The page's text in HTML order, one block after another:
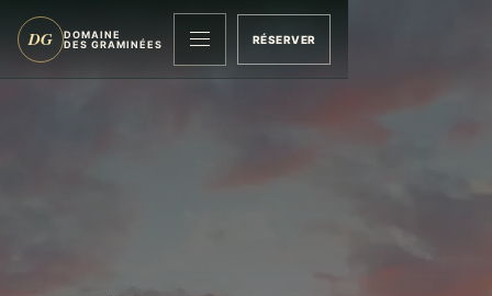
DG
DOMAINE
DES GRAMINÉES
MENU RÉSERVER